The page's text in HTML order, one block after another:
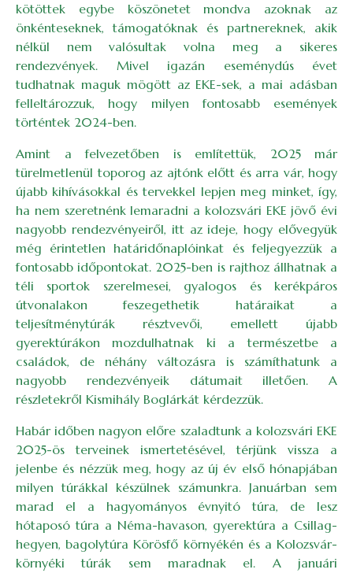
kötöttek egybe köszönetet mondva azoknak az
önkénteseknek, támogatóknak és partnereknek, akik
nélkül nem valósultak volna meg a sikeres
rendezvények. Mivel igazán eseménydús évet
tudhatnak maguk mögött az EKE-sek, a mai adásban
felleltározzuk, hogy milyen fontosabb események
történtek 2024-ben.
Amint a felvezetőben is említettük, 2025 már
türelmetlenül toporog az ajtónk előtt és arra vár, hogy
újabb kihívásokkal és tervekkel lepjen meg minket, így,
ha nem szeretnénk lemaradni a kolozsvári EKE jövő évi
nagyobb rendezvényeiről, itt az ideje, hogy elővegyük
még érintetlen határidőnaplóinkat és feljegyezzük a
fontosabb időpontokat. 2025-ben is rajthoz állhatnak a
téli sportok szerelmesei, gyalogos és kerékpáros
útvonalakon feszegethetik határaikat a
teljesítménytúrák résztvevői, emellett újabb
gyerektúrákon mozdulhatnak ki a természetbe a
családok, de néhány változásra is számíthatunk a
nagyobb rendezvényeik dátumait illetően. A
részletekről Kismihály Boglárkát kérdezzük.
Habár időben nagyon előre szaladtunk a kolozsvári EKE
2025-ös terveinek ismertetésével, térjünk vissza a
jelenbe és nézzük meg, hogy az új év első hónapjában
milyen túrákkal készülnek számunkra. Januárban sem
marad el a hagyományos évnyitó túra, de lesz
hótaposó túra a Néma-havason, gyerektúra a Csillag-
hegyen, bagolytúra Körösfő környékén és a Kolozsvár-
környéki túrák sem maradnak el. A januári